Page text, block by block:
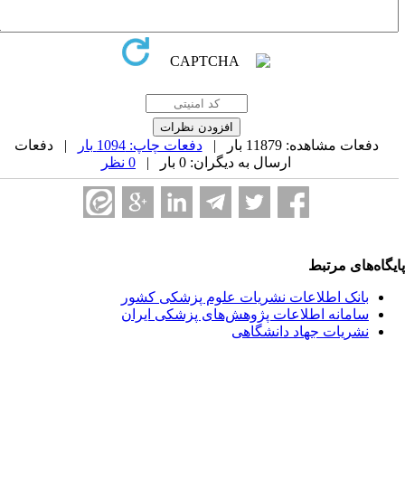
دفعات مشاهده: 11879 بار | دفعات چاپ: 1094 بار
| دفعات
ارسال به دیگران: 0 بار |
مرتبط
بانک اطلاعات نشریات علوم پزشکی کشور
سامانه اطلاعات پژوهش‌های پزشکی ایران
نشریات جهاد دانشگاهی